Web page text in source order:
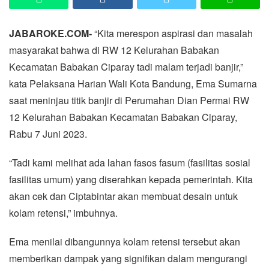
JABAROKE.COM-“Kita merespon aspirasi dan masalah
masyarakat bahwa di RW 12 Kelurahan Babakan
Kecamatan Babakan Ciparay tadi malam terjadi banjir,”
kata Pelaksana Harian Wali Kota Bandung, Ema Sumarna
saat meninjau titik banjir di Perumahan Dian Permai RW
12 Kelurahan Babakan Kecamatan Babakan Ciparay,
Rabu 7 Juni 2023.
“Tadi kami melihat ada lahan fasos fasum (fasilitas sosial
fasilitas umum) yang diserahkan kepada pemerintah. Kita
akan cek dan Ciptabintar akan membuat desain untuk
kolam retensi,” imbuhnya.
Ema menilai dibangunnya kolam retensi tersebut akan
memberikan dampak yang signifikan dalam mengurangi